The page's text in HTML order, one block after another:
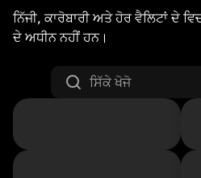
ਨਿੱਜੀ, ਕਾਰੋਬਾਰੀ ਅਤੇ ਹੋਰ ਵੈਲਿਟਾਂ ਦੇ
ਦੇ ਅਧੀਨ ਨਹੀਂ ਹਨ।